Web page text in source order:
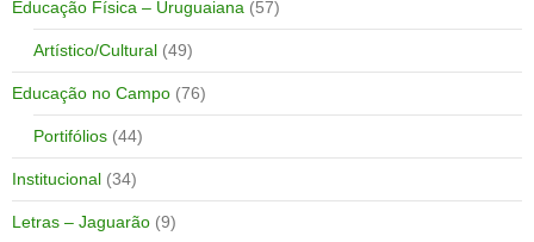
Educação Física – Uruguaiana (57)
Artístico/Cultural (49)
Educação no Campo (76)
Portifólios (44)
Institucional (34)
Letras – Jaguarão (9)